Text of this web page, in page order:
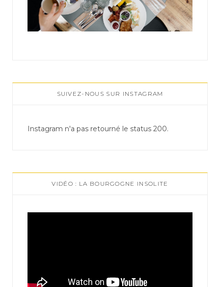
SUIVEZ-NOUS SUR INSTAGRAM
Instagram n'a pas retourné le status 200.
VIDÉO : LA BOURGOGNE INSOLITE